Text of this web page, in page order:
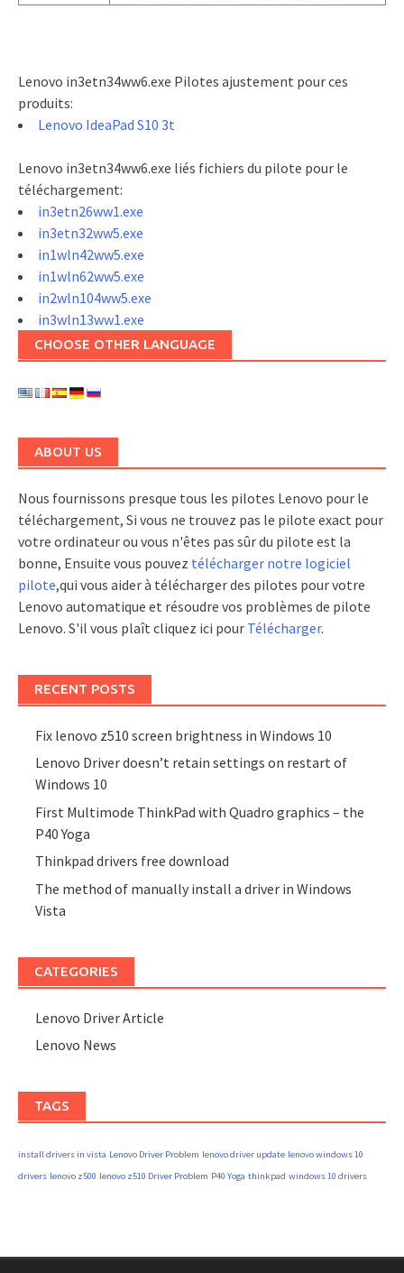
Lenovo in3etn34ww6.exe Pilotes ajustement pour ces
produits:
Lenovo IdeaPad S10 3t
Lenovo in3etn34ww6.exe liés fichiers du pilote pour le
téléchargement:
in3etn26ww1.exe
in3etn32ww5.exe
in1wln42ww5.exe
in1wln62ww5.exe
in2wln104ww5.exe
in3wln13ww1.exe
CHOOSE OTHER LANGUAGE
ABOUT US
Nous fournissons presque tous les pilotes Lenovo pour le
téléchargement, Si vous ne trouvez pas le pilote exact pour
votre ordinateur ou vous n'êtes pas sûr du pilote est la
bonne, Ensuite vous pouvez télécharger notre logiciel
pilote,qui vous aider à télécharger des pilotes pour votre
Lenovo automatique et résoudre vos problèmes de pilote
Lenovo. S'il vous plaît cliquez ici pour Télécharger.
RECENT POSTS
Fix lenovo z510 screen brightness in Windows 10
Lenovo Driver doesn’t retain settings on restart of
Windows 10
First Multimode ThinkPad with Quadro graphics – the
P40 Yoga
Thinkpad drivers free download
The method of manually install a driver in Windows
Vista
CATEGORIES
Lenovo Driver Article
Lenovo News
TAGS
install drivers in vista Lenovo Driver Problem lenovo driver update lenovo windows 10
drivers lenovo z500 lenovo z510 Driver Problem P40 Yoga thinkpad windows 10 drivers